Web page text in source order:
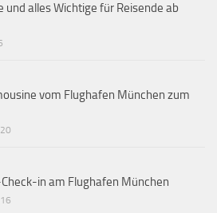
und alles Wichtige für Reisende ab
vom Flughafen München zum
in am Flughafen München